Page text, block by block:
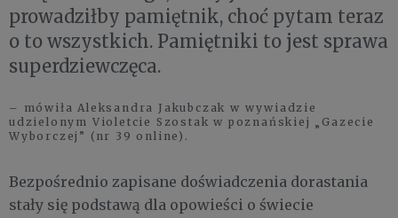
prowadziłby pamiętnik, choć pytam teraz
o to wszystkich. Pamiętniki to jest sprawa
superdziewczęca.
– mówiła Aleksandra Jakubczak w wywiadzie
udzielonym Violetcie Szostak w poznańskiej „Gazecie
Wyborczej” (nr 39 online).
Bezpośrednio zapisane doświadczenia dorastania
stały się podstawą dla opowieści o świecie